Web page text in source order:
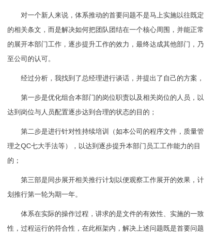
对一个新人来说，体系推动的首要问题不是马上实施以往既定
的相关条文，而是解决如何把团队团结在一个核心周围，并能正常
的展开本部门工作，逐步提升工作的效力，最终达成其他部门，乃
至公司的认可。
经过分析，我找到了总经理进行谈话，并提出了自己的方案，
第一步是优化组合本部门的岗位职责以及相关岗位的人员，以
达到岗位与人员配置逐步达到合理的状态的目的；
第二步是进行针对性持续培训（如本公司的程序文件，质量管
理之QC七大手法等），以达到逐步提升本部门员工工作能力的目
的；
第三部是同步展开相关推行计划以便观察工作展开的效果，计
划推行第一轮为期一年。
体系在实际的操作过程，讲求的是文件的有效性、实施的一致
性，过程运行的符合性，在此框架内，解决上述问题既是首要问题